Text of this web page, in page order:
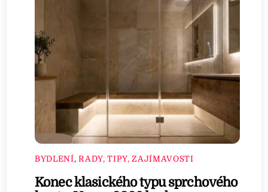
BYDLENÍ,RADY, TIPY, ZAJÍMAVOSTI
Konec klasického typu sprchového